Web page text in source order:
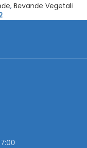
, Bevande Vegetali